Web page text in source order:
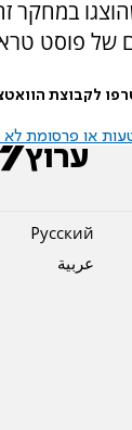
במחקר
של פוסט
לקבוצת
או פרסומת לא
Pусский
عربية